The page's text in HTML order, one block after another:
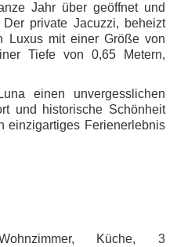
Jahr über geöffnet und
private Jacuzzi, beheizt
Luxus mit einer Größe von
Tiefe von 0,65 Metern,
einen unvergesslichen
und historische Schönheit
einzigartiges Ferienerlebnis
Küche, 3